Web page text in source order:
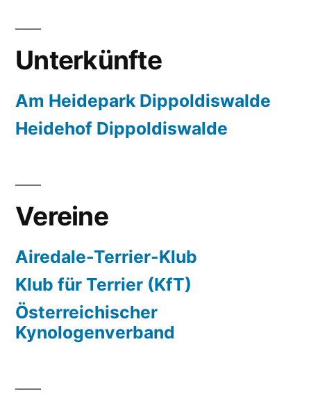
Unterkünfte
Am Heidepark Dippoldiswalde
Heidehof Dippoldiswalde
Vereine
Airedale-Terrier-Klub
Klub für Terrier (KfT)
Österreichischer
Kynologenverband